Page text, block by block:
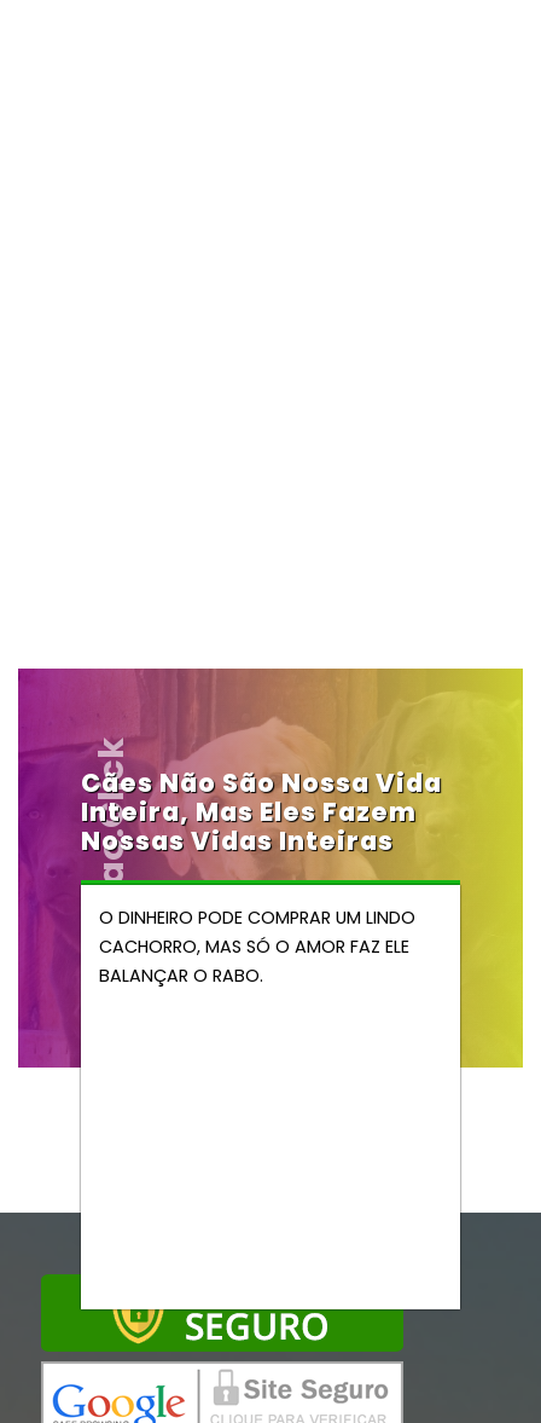
Vendocao.click
Cães Não São Nossa Vida
Inteira, Mas Eles Fazem
Nossas Vidas Inteiras
O DINHEIRO PODE COMPRAR UM LINDO
CACHORRO, MAS SÓ O AMOR FAZ ELE
BALANÇAR O RABO.